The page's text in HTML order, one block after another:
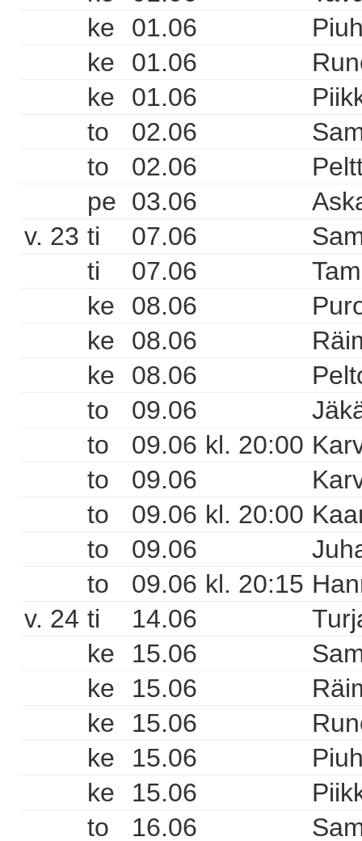
ke
01.06
ke
01.06
ke
01.06
to
02.06
to
02.06
pe 03.06
v. 23 ti 07.06
ti
07.06
ke
08.06
ke
08.06
ke
08.06
to
09.06
to
09.06 kl. 20:00
to
09.06
to
09.06 kl. 20:00
to
09.06
to
09.06 kl. 20:15
v. 24 ti 14.06
ke
15.06
ke
15.06
ke
15.06
ke
15.06
ke
15.06
to
16.06